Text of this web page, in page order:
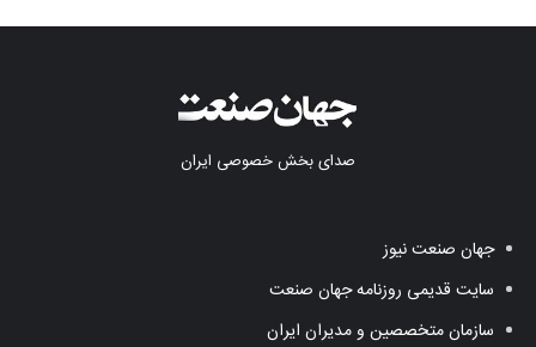
صدای بخش خصوصی ایران
جهان صنعت نیوز
سایت قدیمی روزنامه جهان صنعت
سازمان متخصصین و مدیران ایران